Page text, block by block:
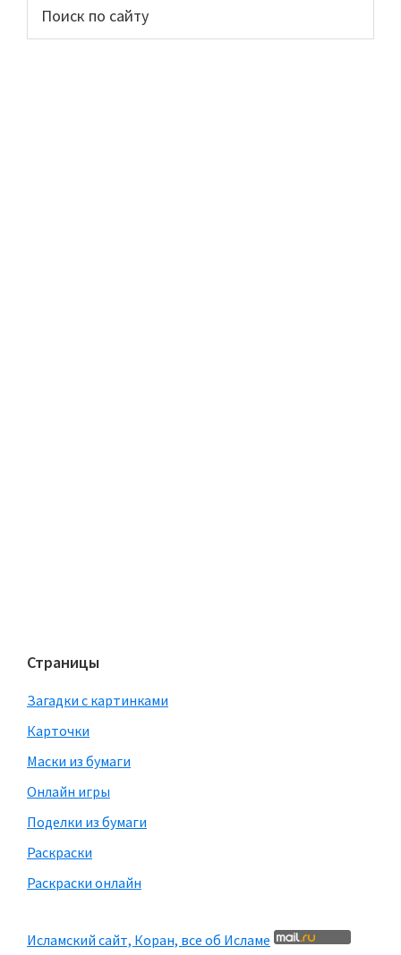
Основной
сайдбар
Страницы
Загадки с картинками
Карточки
Маски из бумаги
Онлайн игры
Поделки из бумаги
Раскраски
Раскраски онлайн
Исламский сайт, Коран, все об Исламе